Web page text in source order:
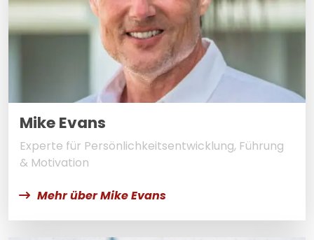
Mike Evans
Experte für Persönlichkeitsentwicklung, Führung
& Motivation
Mehr über Mike Evans